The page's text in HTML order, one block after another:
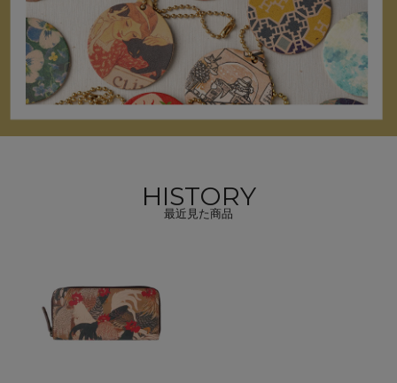
HISTORY
最近見た商品